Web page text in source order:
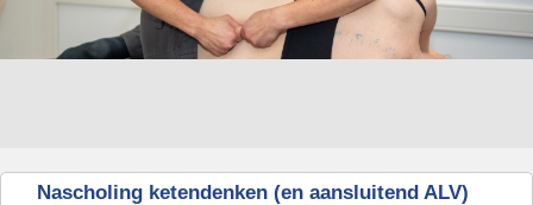
Nascholing ketendenken (en aansluitend ALV)